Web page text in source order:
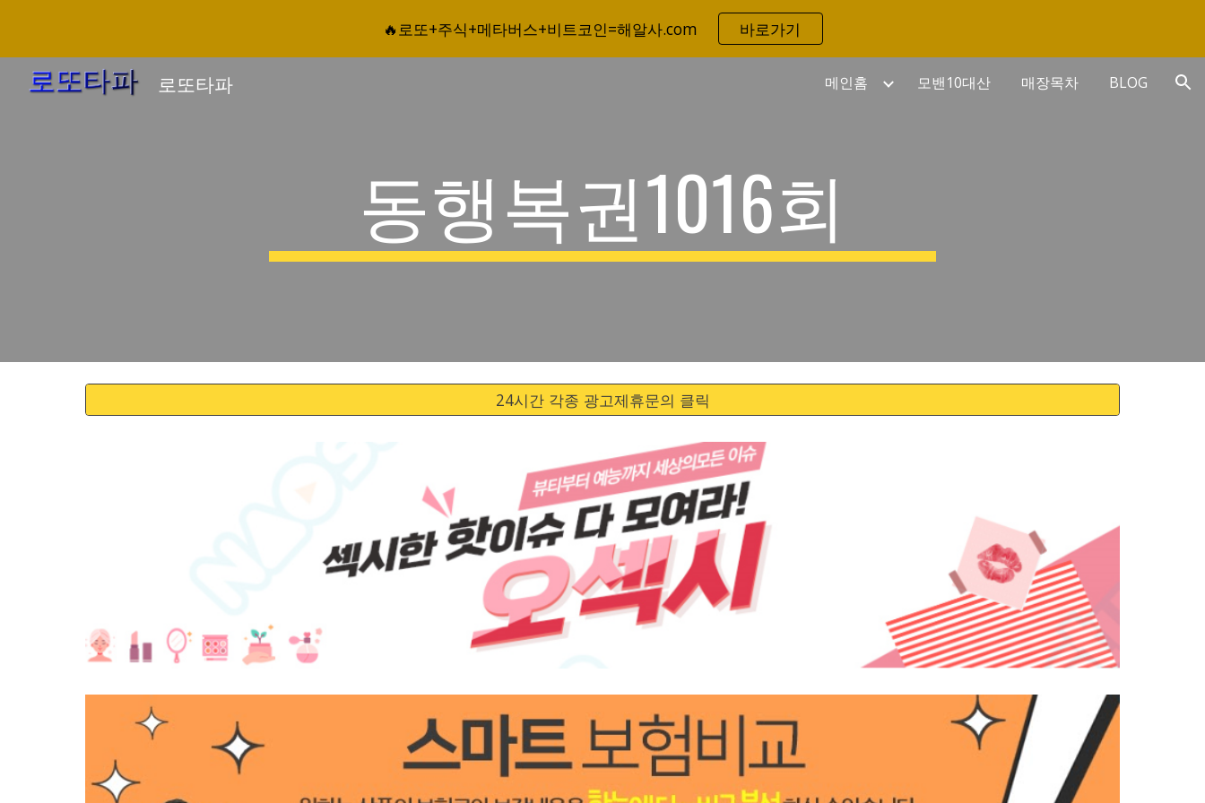
Skip to main content Skip to navigation
🔥로또+주식+메타버스+비트코인=해알사.com 바로가기
로또타파 메인홈 모밴10대산 매장목차 BLOG
동행복권1016회
24시간 각종 광고제휴문의 클릭